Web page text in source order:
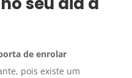
de enrolar
pois existe um